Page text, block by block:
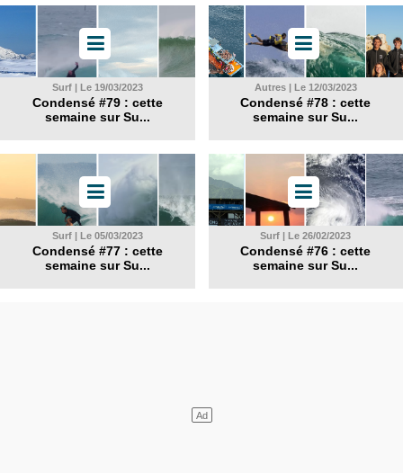
Surf | Le 19/03/2023
Condensé #79 : cette
semaine sur Su...
Autres | Le 12/03/2023
Condensé #78 : cette
semaine sur Su...
Surf | Le 05/03/2023
Condensé #77 : cette
semaine sur Su...
Surf | Le 26/02/2023
Condensé #76 : cette
semaine sur Su...